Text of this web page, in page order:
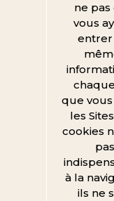
ne
vous
entrer
que vous
les
cookies
pas
à la
ils ne